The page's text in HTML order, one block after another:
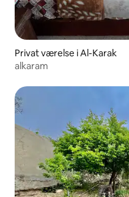
Privat værelse i Al-Karak
alkaram